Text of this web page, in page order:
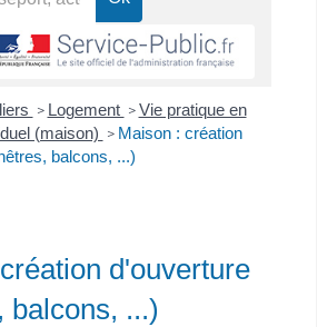
> Logement > Vie pratique en
(maison) > Maison : création
balcons, ...)
d'ouverture
balcons, ...)